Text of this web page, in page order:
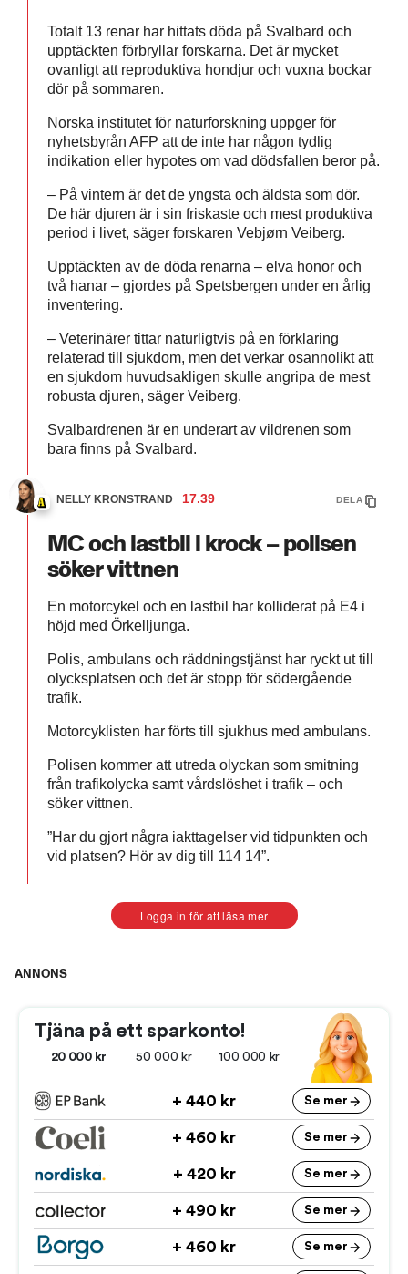
Totalt 13 renar har hittats döda på Svalbard och
upptäckten förbryllar forskarna. Det är mycket
ovanligt att reproduktiva hondjur och vuxna bockar
dör på sommaren.
Norska institutet för naturforskning uppger för
nyhetsbyrån AFP att de inte har någon tydlig
indikation eller hypotes om vad dödsfallen beror på.
– På vintern är det de yngsta och äldsta som dör.
De här djuren är i sin friskaste och mest produktiva
period i livet, säger forskaren Vebjørn Veiberg.
Upptäckten av de döda renarna – elva honor och
två hanar – gjordes på Spetsbergen under en årlig
inventering.
– Veterinärer tittar naturligtvis på en förklaring
relaterad till sjukdom, men det verkar osannolikt att
en sjukdom huvudsakligen skulle angripa de mest
robusta djuren, säger Veiberg.
Svalbardrenen är en underart av vildrenen som
bara finns på Svalbard.
NELLY KRONSTRAND 17.39 DELA
MC och lastbil i krock – polisen
söker vittnen
En motorcykel och en lastbil har kolliderat på E4 i
höjd med Örkelljunga.
Polis, ambulans och räddningstjänst har ryckt ut till
olycksplatsen och det är stopp för södergående
trafik.
Motorcyklisten har förts till sjukhus med ambulans.
Polisen kommer att utreda olyckan som smitning
från trafikolycka samt vårdslöshet i trafik – och
söker vittnen.
”Har du gjort några iakttagelser vid tidpunkten och
vid platsen? Hör av dig till 114 14”.
Logga in för att läsa mer
ANNONS